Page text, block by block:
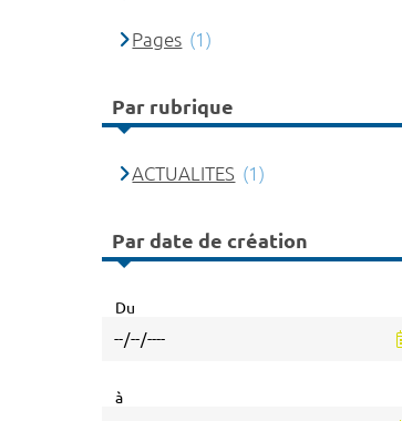
Pages (1)
Par rubrique
ACTUALITES (1)
Par date de création
Du
à